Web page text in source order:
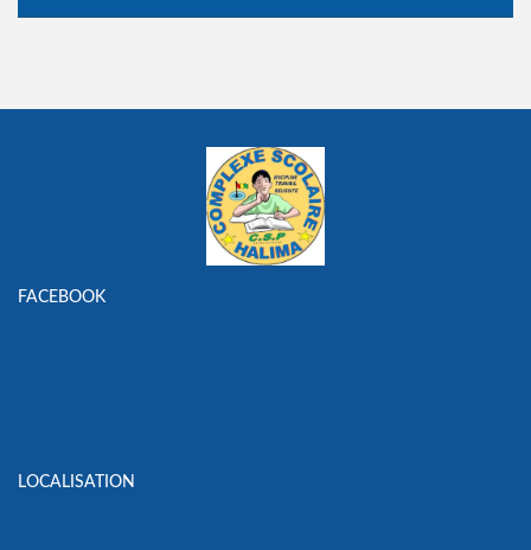
FACEBOOK
LOCALISATION